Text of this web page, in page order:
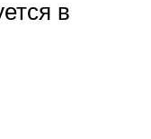
в